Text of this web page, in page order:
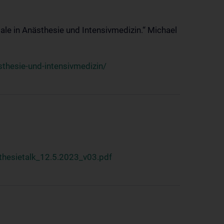
in Anästhesie und Intensivmedizin.“ Michael
und-intensivmedizin/